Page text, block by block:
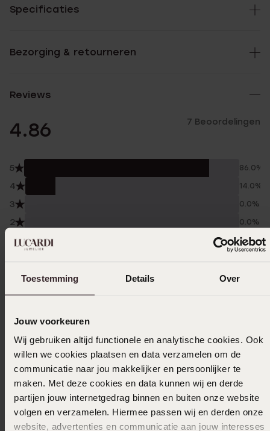
Toestemming Details Over
Jouw voorkeuren
Wij gebruiken altijd functionele en analytische cookies. Ook
willen we cookies plaatsen en data verzamelen om de
communicatie naar jou makkelijker en persoonlijker te
maken. Met deze cookies en data kunnen wij en derde
partijen jouw internetgedrag binnen en buiten onze website
volgen en verzamelen. Hiermee passen wij en derden onze
website, advertenties en communicatie aan jouw interesses
Specificaties
Bezorging & retourneren
Reviews
4.86 7 Beoordelingen
5 86.0%
4 14.0%
3 0.0%
2 0.0%
0.0%
Trusted shops
14-01-2025 - Janssen
Mooie elegante tijdloze ring